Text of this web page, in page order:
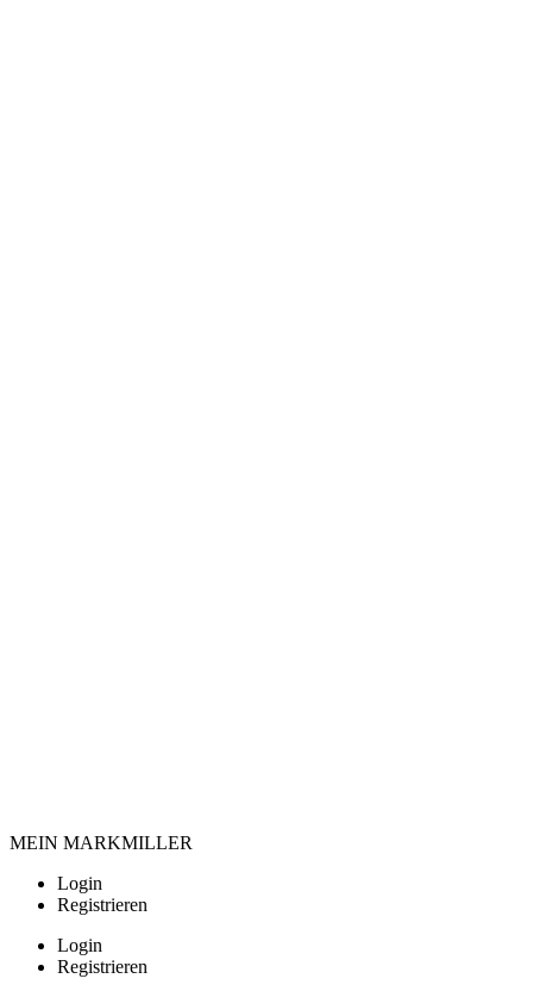
MEIN MARKMILLER
Login
Registrieren
Login
Registrieren